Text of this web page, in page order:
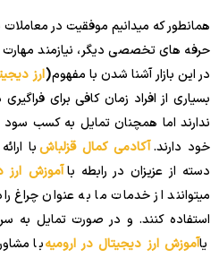
همانطور که میدانیم موفقیت در معاملات
حرفه های تخصصی دیگر، نیازمند مهارت
در این بازار آشنا شدن با مفهوم(ارز
بسیاری از افراد زمان کافی برای
ندارند اما همچنان تمایل به کسب سود
خود دارند.آکادمی کمال قزلباشبا
دسته از عزیزان در رابطه باآموزش ارز
میتوانند از خدمات ما به عنوان چراغ
استفاده کنند. و در صورت تمایل به
یاآموزش ارز دیجیتال در ارومیهبا